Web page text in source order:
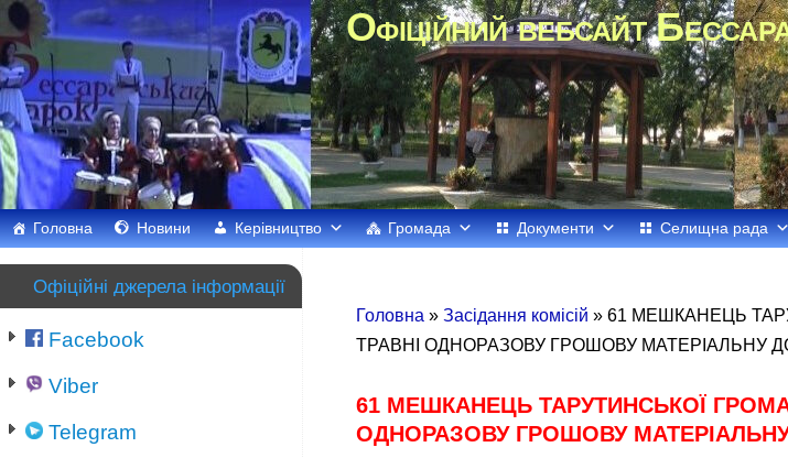
Офіційний вебсайт
Головна Новини Керівництво Громада Документи Селищна рада
Головна » Засідання комісій » 61 МЕШКАНЕЦЬ
ТРАВНІ ОДНОРАЗОВУ ГРОШОВУ МАТЕРІАЛЬНУ
61 МЕШКАНЕЦЬ ТАРУТИНСЬКОЇ
ОДНОРАЗОВУ ГРОШОВУ
Офіційні джерела інформації
Facebook
Viber
Telegram